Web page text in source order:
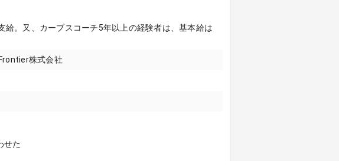
。又、カーブスコーチ5年以上の経験者は、基本給は
株式会社
せた